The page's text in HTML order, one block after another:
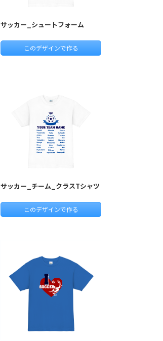
サッカー_シュートフォーム
このデザインで作る
サッカー_チーム_クラスTシャツ
このデザインで作る